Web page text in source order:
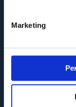
Marketing
Resumen de
GENUINE Moeve